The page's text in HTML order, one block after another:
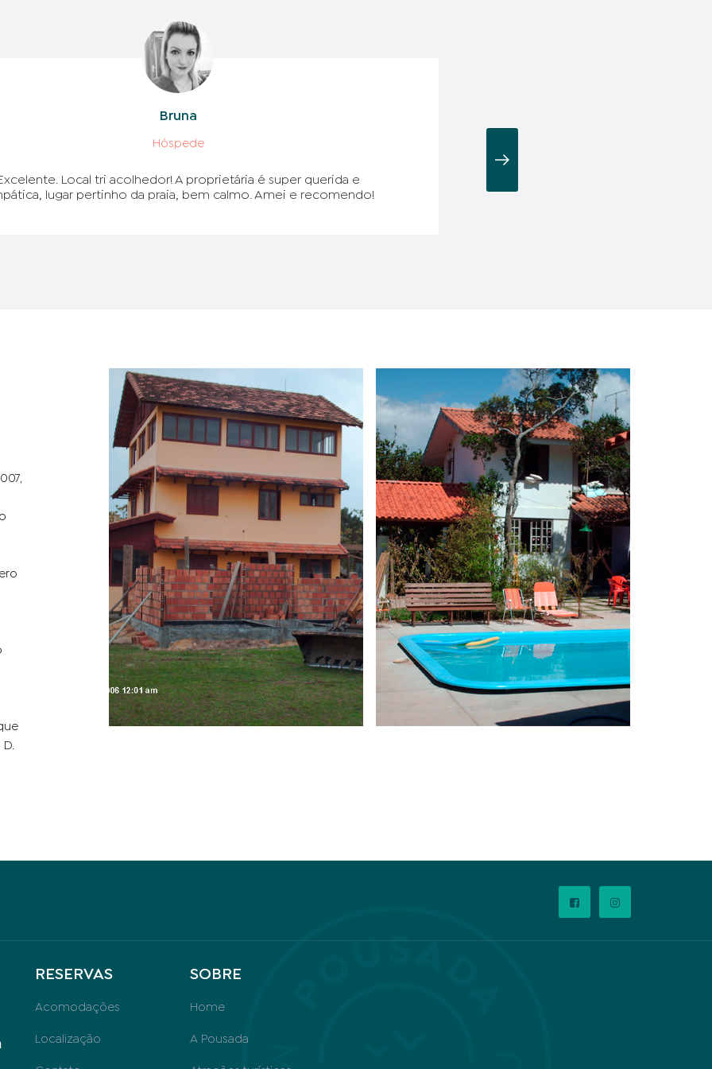
Bruna
Hóspede
Local tri acolhedor! A proprietária é super querida e
lugar pertinho da praia, bem calmo. Amei e recomendo!
RESERVAS
Acomodações
Localização
SOBRE
Home
A Pousada